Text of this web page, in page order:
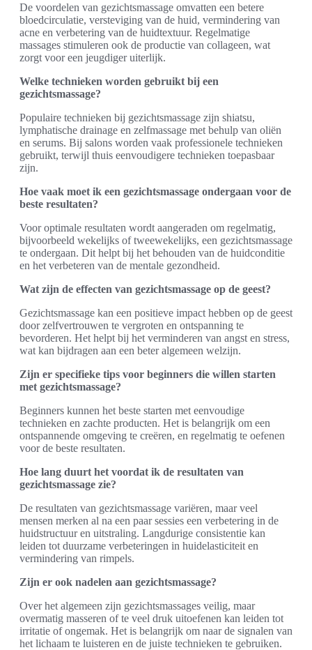
De voordelen van gezichtsmassage omvatten een betere
bloedcirculatie, versteviging van de huid, vermindering van
acne en verbetering van de huidtextuur. Regelmatige
massages stimuleren ook de productie van collageen, wat
zorgt voor een jeugdiger uiterlijk.
Welke technieken worden gebruikt bij een
gezichtsmassage?
Populaire technieken bij gezichtsmassage zijn shiatsu,
lymphatische drainage en zelfmassage met behulp van oliën
en serums. Bij salons worden vaak professionele technieken
gebruikt, terwijl thuis eenvoudigere technieken toepasbaar
zijn.
Hoe vaak moet ik een gezichtsmassage ondergaan voor de
beste resultaten?
Voor optimale resultaten wordt aangeraden om regelmatig,
bijvoorbeeld wekelijks of tweewekelijks, een gezichtsmassage
te ondergaan. Dit helpt bij het behouden van de huidconditie
en het verbeteren van de mentale gezondheid.
Wat zijn de effecten van gezichtsmassage op de geest?
Gezichtsmassage kan een positieve impact hebben op de geest
door zelfvertrouwen te vergroten en ontspanning te
bevorderen. Het helpt bij het verminderen van angst en stress,
wat kan bijdragen aan een beter algemeen welzijn.
Zijn er specifieke tips voor beginners die willen starten
met gezichtsmassage?
Beginners kunnen het beste starten met eenvoudige
technieken en zachte producten. Het is belangrijk om een
ontspannende omgeving te creëren, en regelmatig te oefenen
voor de beste resultaten.
Hoe lang duurt het voordat ik de resultaten van
gezichtsmassage zie?
De resultaten van gezichtsmassage variëren, maar veel
mensen merken al na een paar sessies een verbetering in de
huidstructuur en uitstraling. Langdurige consistentie kan
leiden tot duurzame verbeteringen in huidelasticiteit en
vermindering van rimpels.
Zijn er ook nadelen aan gezichtsmassage?
Over het algemeen zijn gezichtsmassages veilig, maar
overmatig masseren of te veel druk uitoefenen kan leiden tot
irritatie of ongemak. Het is belangrijk om naar de signalen van
het lichaam te luisteren en de juiste technieken te gebruiken.